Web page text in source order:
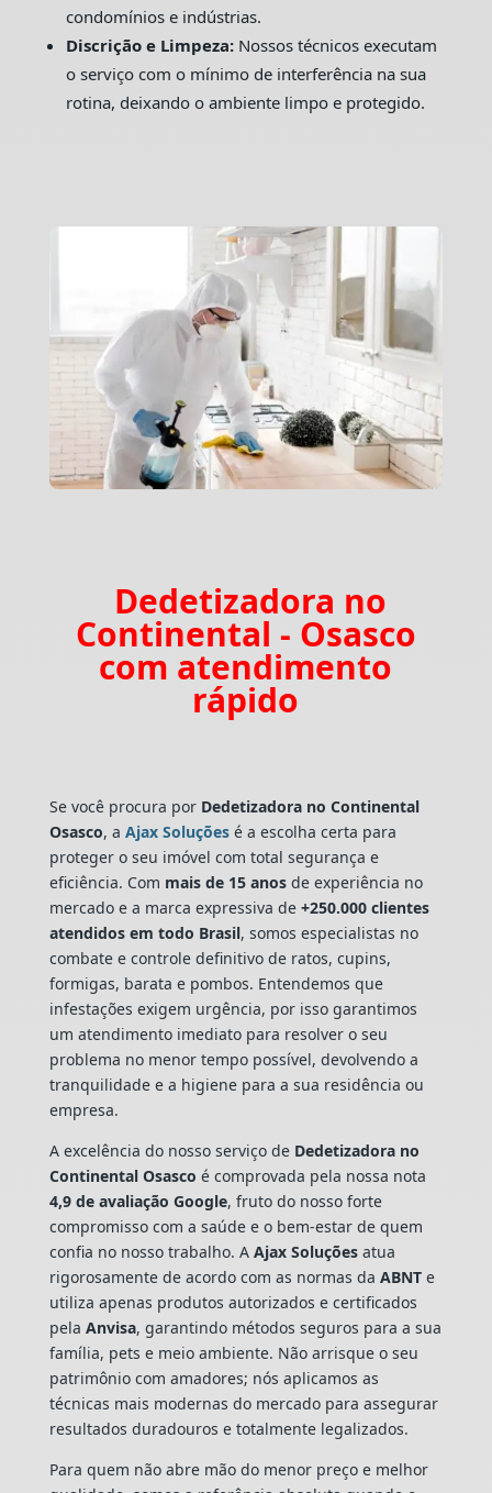
condomínios e indústrias.
Discrição e Limpeza:Nossos técnicos executam
o serviço com o mínimo de interferência na sua
rotina, deixando o ambiente limpo e protegido.
Dedetizadora no
Continental - Osasco
com atendimento
rápido
Se você procura por Dedetizadora no Continental
Osasco, a Ajax Soluçõesé a escolha certa para
proteger o seu imóvel com total segurança e
eficiência. Com mais de 15 anosde experiência no
mercado e a marca expressiva de+250.000 clientes
atendidos em todo Brasil, somos especialistas no
combate e controle definitivo de ratos, cupins,
formigas, barata e pombos. Entendemos que
infestações exigem urgência, por isso garantimos
um atendimento imediato para resolver o seu
problema no menor tempo possível, devolvendo a
tranquilidade e a higiene para a sua residência ou
empresa.
A excelência do nosso serviço de Dedetizadora no
Continental Osasco é comprovada pela nossa nota
4,9 de avaliação Google, fruto do nosso forte
compromisso com a saúde e o bem-estar de quem
confia no nosso trabalho. A Ajax Soluçõesatua
rigorosamente de acordo com as normas da ABNTe
utiliza apenas produtos autorizados e certificados
pela Anvisa, garantindo métodos seguros para a sua
família, pets e meio ambiente. Não arrisque o seu
patrimônio com amadores; nós aplicamos as
técnicas mais modernas do mercado para assegurar
resultados duradouros e totalmente legalizados.
Para quem não abre mão do menor preço e melhor